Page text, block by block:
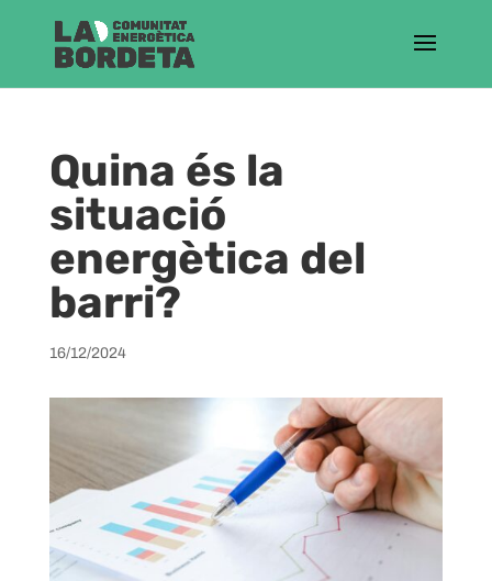
Quina és la
situació
energètica del
barri?
16/12/2024